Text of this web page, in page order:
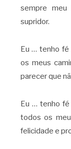
sempre meu
supridor.
Eu … tenho fé
os meus
parecer que
Eu … tenho fé
todos os
felicidade e